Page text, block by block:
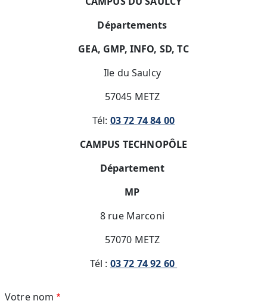
Votre nom
Départements
GEA, GMP, INFO, SD, TC
Ile du Saulcy
57045 METZ
Tél: 03 72 74 84 00
CAMPUS TECHNOPÔLE
Département
MP
8 rue Marconi
57070 METZ
Tél : 03 72 74 92 60